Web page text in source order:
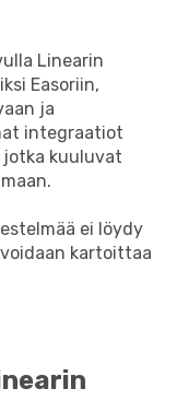
Linearin
Easoriin,
ja
integraatiot
jotka kuuluvat
ei löydy
kartoittaa